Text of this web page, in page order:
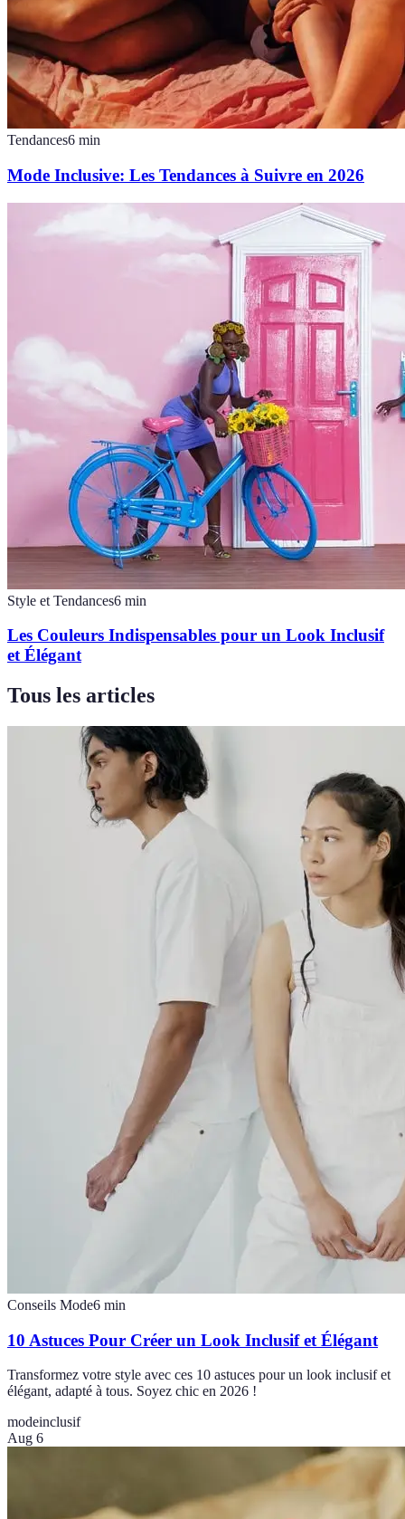
Tendances6 min
Mode Inclusive: Les Tendances à Suivre en 2026
Style et Tendances6 min
Les Couleurs Indispensables pour un Look Inclusif
et Élégant
Tous les articles
Conseils Mode6 min
10 Astuces Pour Créer un Look Inclusif et Élégant
Transformez votre style avec ces 10 astuces pour un look inclusif et
élégant, adapté à tous. Soyez chic en 2026 !
modeinclusif
Aug 6